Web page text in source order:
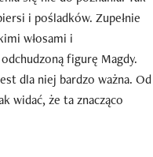
i pośladków. Zupełnie
włosami i
figurę Magdy.
dla niej bardzo ważna. Od
widać, że ta znacząco